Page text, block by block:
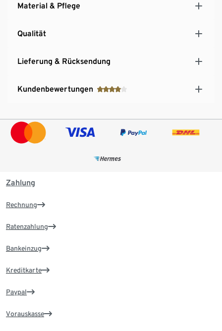
Material & Pflege
Qualität
Lieferung & Rücksendung
Kundenbewertungen
Zahlung
Rechnung
Ratenzahlung
Bankeinzug
Kreditkarte
Paypal
Vorauskasse